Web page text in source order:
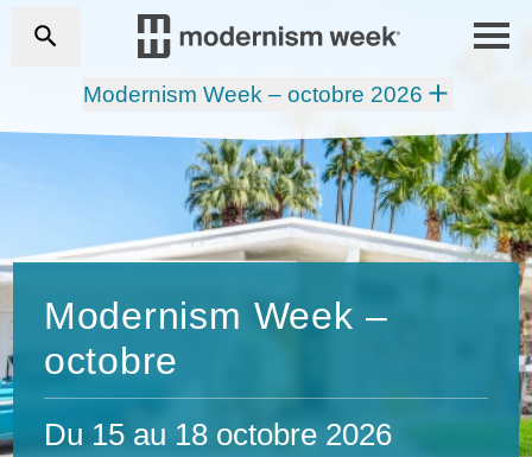
Modernism Week – octobre 2026
Modernism Week –
octobre
Du 15 au 18 octobre 2026